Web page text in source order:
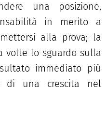
una posizione,
in merito a
alla prova; la
volte lo sguardo sulla
immediato più
di una crescita nel